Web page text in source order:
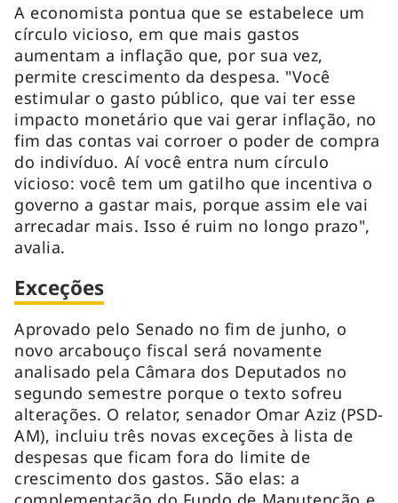
A economista pontua que se estabelece um
círculo vicioso, em que mais gastos
aumentam a inflação que, por sua vez,
permite crescimento da despesa. "Você
estimular o gasto público, que vai ter esse
impacto monetário que vai gerar inflação, no
fim das contas vai corroer o poder de compra
do indivíduo. Aí você entra num círculo
vicioso: você tem um gatilho que incentiva o
governo a gastar mais, porque assim ele vai
arrecadar mais. Isso é ruim no longo prazo",
avalia.
Exceções
Aprovado pelo Senado no fim de junho, o
novo arcabouço fiscal será novamente
analisado pela Câmara dos Deputados no
segundo semestre porque o texto sofreu
alterações. O relator, senador Omar Aziz (PSD-
AM), incluiu três novas exceções à lista de
despesas que ficam fora do limite de
crescimento dos gastos. São elas: a